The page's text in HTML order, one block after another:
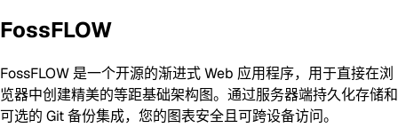
FossFLOW
FossFLOW 是一个开源的渐进式 Web 应用程序，用于直接在浏
览器中创建精美的等距基础架构图。通过服务器端持久化存储和
可选的 Git 备份集成，您的图表安全且可跨设备访问。